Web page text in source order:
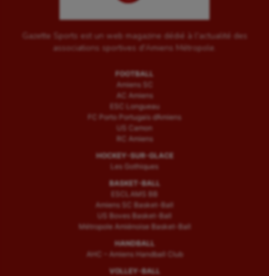
Gazette Sports est un web magazine dédié à l'actualité des
associations sportives d'Amiens Métropole.
FOOTBALL
Amiens SC
AC Amiens
ESC Longueau
FC Porto Portugais d’Amiens
US Camon
RC Amiens
HOCKEY-SUR-GLACE
Les Gothiques
BASKET-BALL
ESCLAMS BB
Amiens SC Basket-Ball
US Boves Basket-Ball
Métropole Amiénoise Basket-Ball
HANDBALL
AHC – Amiens Handball Club
VOLLEY-BALL